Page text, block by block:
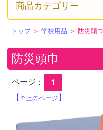
商品カテゴリー
トップ＞ 学校用品 ＞ 防災頭巾
防災頭巾
ページ：
1
【 ↑上のページ】